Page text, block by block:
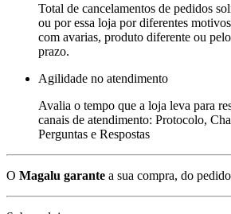
Total de cancelamentos de pedidos
ou por essa loja por diferentes
com avarias, produto diferente ou
prazo.
Agilidade no atendimento
Avalia o tempo que a loja leva para
canais de atendimento: Protocolo,
Perguntas e Respostas
O Magalu garante a sua compra, do